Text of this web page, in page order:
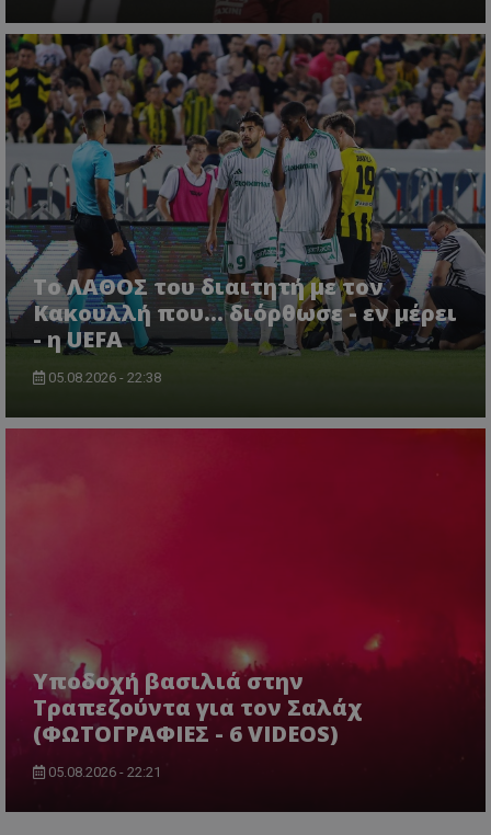
Το ΛΑΘΟΣ του διαιτητή με τον
Κακουλλή που... διόρθωσε - εν μέρει
- η UEFA
05.08.2026 - 22:38
Υποδοχή βασιλιά στην
Τραπεζούντα για τον Σαλάχ
(ΦΩΤΟΓΡΑΦΙΕΣ - 6 VIDEOS)
05.08.2026 - 22:21